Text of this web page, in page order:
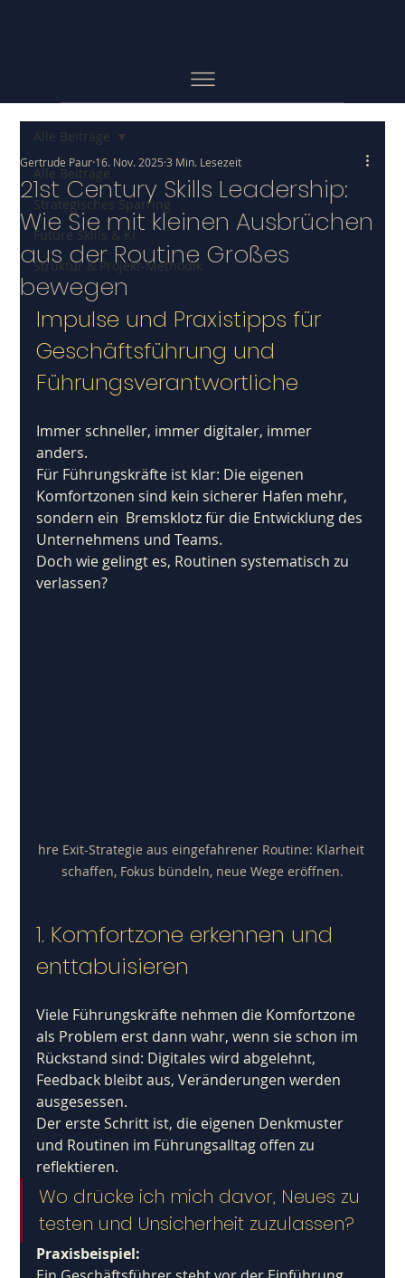
Alle Beiträge
Strategisches Sparring
Future Skills & KI
Struktur & Projekt-Methodik
Alle Beiträge
21st Century Skills Leadership:
Wie Sie mit kleinen Ausbrüchen
aus der Routine Großes
bewegen
Gertrude Paur 16. Nov. 2025 3 Min. Lesezeit
Impulse und Praxistipps für
Geschäftsführung und
Führungsverantwortliche
Immer schneller, immer digitaler, immer
anders.
Für Führungskräfte ist klar: Die eigenen
Komfortzonen sind kein sicherer Hafen mehr,
sondern ein  Bremsklotz für die Entwicklung des
Unternehmens und Teams.
Doch wie gelingt es, Routinen systematisch zu
verlassen?
hre Exit-Strategie aus eingefahrener Routine: Klarheit
schaffen, Fokus bündeln, neue Wege eröffnen.
1. Komfortzone erkennen und
enttabuisieren
Viele Führungskräfte nehmen die Komfortzone
als Problem erst dann wahr, wenn sie schon im
Rückstand sind: Digitales wird abgelehnt,
Feedback bleibt aus, Veränderungen werden
ausgesessen.
Der erste Schritt ist, die eigenen Denkmuster
und Routinen im Führungsalltag offen zu
reflektieren.
Wo drücke ich mich davor, Neues zu
testen und Unsicherheit zuzulassen?
Praxisbeispiel: